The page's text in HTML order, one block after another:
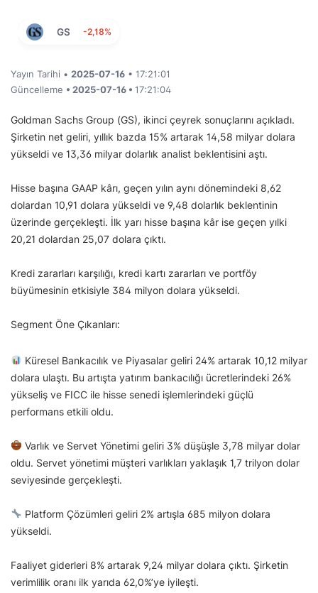
GS -2,18%
Yayın Tarihi • 2025-07-16 • 17:21:01
Güncelleme • 2025-07-16 • 17:21:04
Goldman Sachs Group (GS), ikinci çeyrek sonuçlarını açıkladı.
Şirketin net geliri, yıllık bazda 15% artarak 14,58 milyar dolara
yükseldi ve 13,36 milyar dolarlık analist beklentisini aştı.
Hisse başına GAAP kârı, geçen yılın aynı dönemindeki 8,62
dolardan 10,91 dolara yükseldi ve 9,48 dolarlık beklentinin
üzerinde gerçekleşti. İlk yarı hisse başına kâr ise geçen yılki
20,21 dolardan 25,07 dolara çıktı.
Kredi zararları karşılığı, kredi kartı zararları ve portföy
büyümesinin etkisiyle 384 milyon dolara yükseldi.
Segment Öne Çıkanları:
Küresel Bankacılık ve Piyasalar geliri 24% artarak 10,12 milyar
dolara ulaştı. Bu artışta yatırım bankacılığı ücretlerindeki 26%
yükseliş ve FICC ile hisse senedi işlemlerindeki güçlü
performans etkili oldu.
Varlık ve Servet Yönetimi geliri 3% düşüşle 3,78 milyar dolar
oldu. Servet yönetimi müşteri varlıkları yaklaşık 1,7 trilyon dolar
seviyesinde gerçekleşti.
Platform Çözümleri geliri 2% artışla 685 milyon dolara
yükseldi.
Faaliyet giderleri 8% artarak 9,24 milyar dolara çıktı. Şirketin
verimlilik oranı ilk yarıda 62,0%’ye iyileşti.